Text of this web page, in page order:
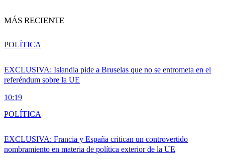
MÁS RECIENTE
EXCLUSIVA: Islandia pide a Bruselas que no se entrometa en el
referéndum sobre la UE
10:19
POLÍTICA
EXCLUSIVA: Francia y España critican un controvertido
nombramiento en materia de política exterior de la UE
POLÍTICA